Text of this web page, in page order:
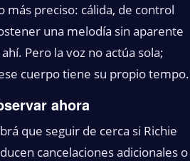
preciso: cálida, de control
una melodía sin aparente
Pero la voz no actúa sola;
cuerpo tiene su propio tempo.
ahora
que seguir de cerca si Richie
cancelaciones adicionales o